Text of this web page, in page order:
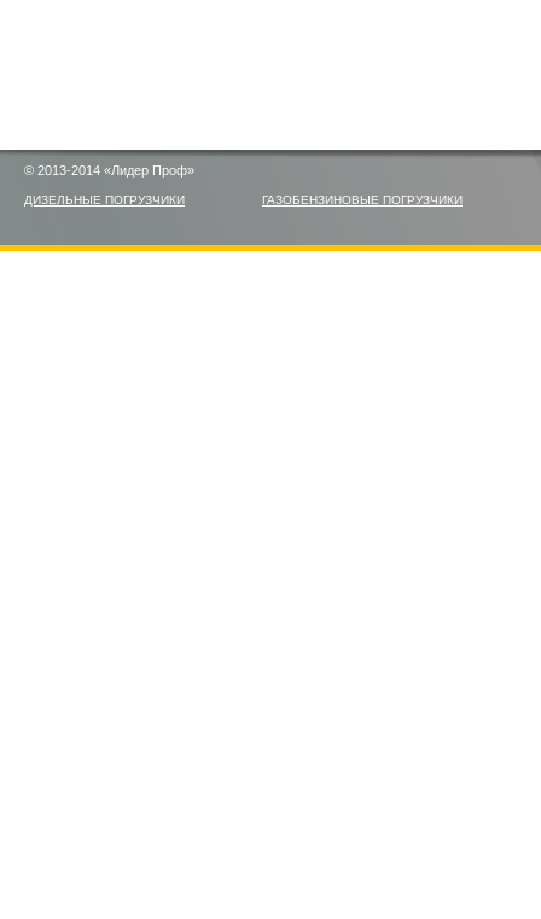
© 2013-2014 «Лидер Проф»
ДИЗЕЛЬНЫЕ ПОГРУЗЧИКИ ГАЗОБЕНЗИНОВЫЕ ПОГРУЗЧИКИ